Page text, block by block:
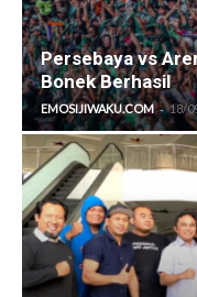
Persebaya vs
Bonek Berhasil
EMOSIJIWAKU.COM - 18/